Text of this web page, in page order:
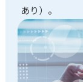
あり）。